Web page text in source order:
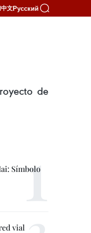
中文Русский
de
Símbolo
vial